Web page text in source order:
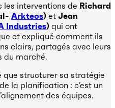
les interventions de Richard
Arkteos) et Jean
Industries) qui ont
et expliqué comment ils
clairs, partagés avec leurs
du marché.
que structurer sa stratégie
la planification : c’est un
des équipes.